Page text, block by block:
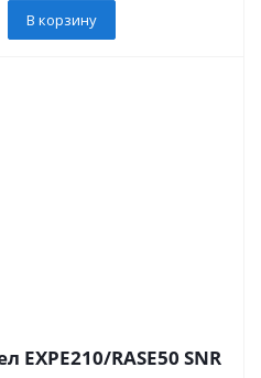
В корзину
RASE50 SNR